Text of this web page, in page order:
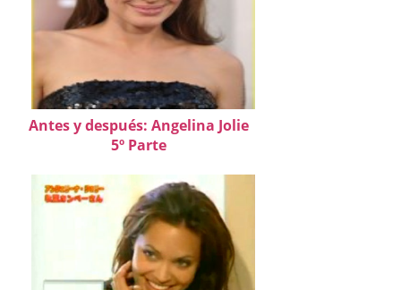
Antes y después: Angelina Jolie
5º Parte